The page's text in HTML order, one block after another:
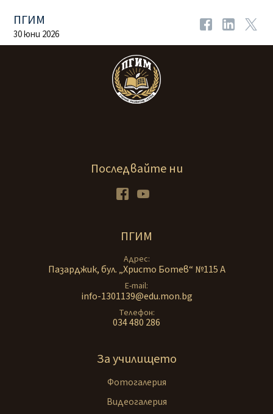
ПГИМ
30 юни 2026
За училището
Фотогалерия
Видеогалерия
ПГИМ
Адрес
Пазарджик, бул. „Христо Ботев“ №115 А
E-mail
info-1301139@edu.mon.bg
Телефон
034 480 286
Последвайте ни
Facebook